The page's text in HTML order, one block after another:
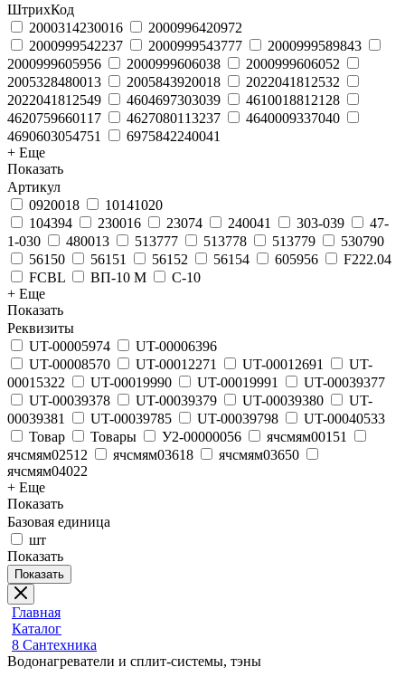
ШтрихКод
2000314230016
2000996420972
2000999542237
2000999543777
2000999589843
2000999605956
2000999606038
2000999606052
2005328480013
2005843920018
2022041812532
2022041812549
4604697303039
4610018812128
4620759660117
4627080113237
4640009337040
4690603054751
6975842240041
+ Еще
Показать
Артикул
0920018
10141020
104394
230016 23074 240041 303-039
47-
1-030
480013 513777 513778 513779
530790
56150
56151 56152 56154 605956
F222.04
FCBL
ВП-10 М
С-10
+ Еще
Показать
Реквизиты
UT-00005974
UT-00006396
UT-00008570
UT-00012271 UT-00012691
UT-
00015322
UT-00019990 UT-00019991
UT-00039377
UT-00039378
UT-00039379 UT-00039380
UT-
00039381
UT-00039785 UT-00039798
UT-00040533
Товар
Товары У2-00000056
ячсмям00151
ячсмям02512
ячсмям03618
ячсмям03650
ячсмям04022
+ Еще
Показать
Базовая единица
шт
Показать
Показать
Главная
Каталог
8 Сантехника
Водонагреватели и сплит-системы, тэны